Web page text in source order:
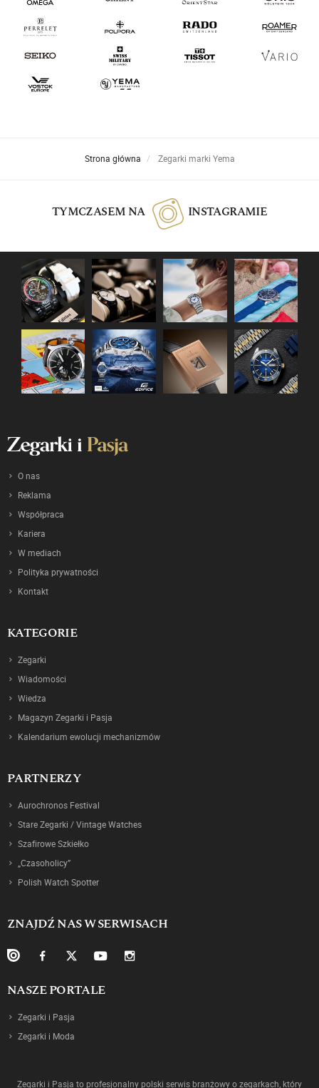
Strona główna Zegarki marki Yema
TYMCZASEM NA INSTAGRAMIE
O nas
Reklama
Współpraca
Kariera
W mediach
Polityka prywatności
Kontakt
KATEGORIE
Zegarki
Wiadomości
Wiedza
Magazyn Zegarki i Pasja
Kalendarium ewolucji mechanizmów
PARTNERZY
Aurochronos Festival
Stare Zegarki / Vintage Watches
Szafirowe Szkiełko
„Czasoholicy”
Polish Watch Spotter
ZNAJDŹ NAS W SERWISACH
NASZE PORTALE
Zegarki i Pasja
Zegarki i Moda
Zegarki i Pasja to profesjonalny polski serwis branżowy o zegarkach, który